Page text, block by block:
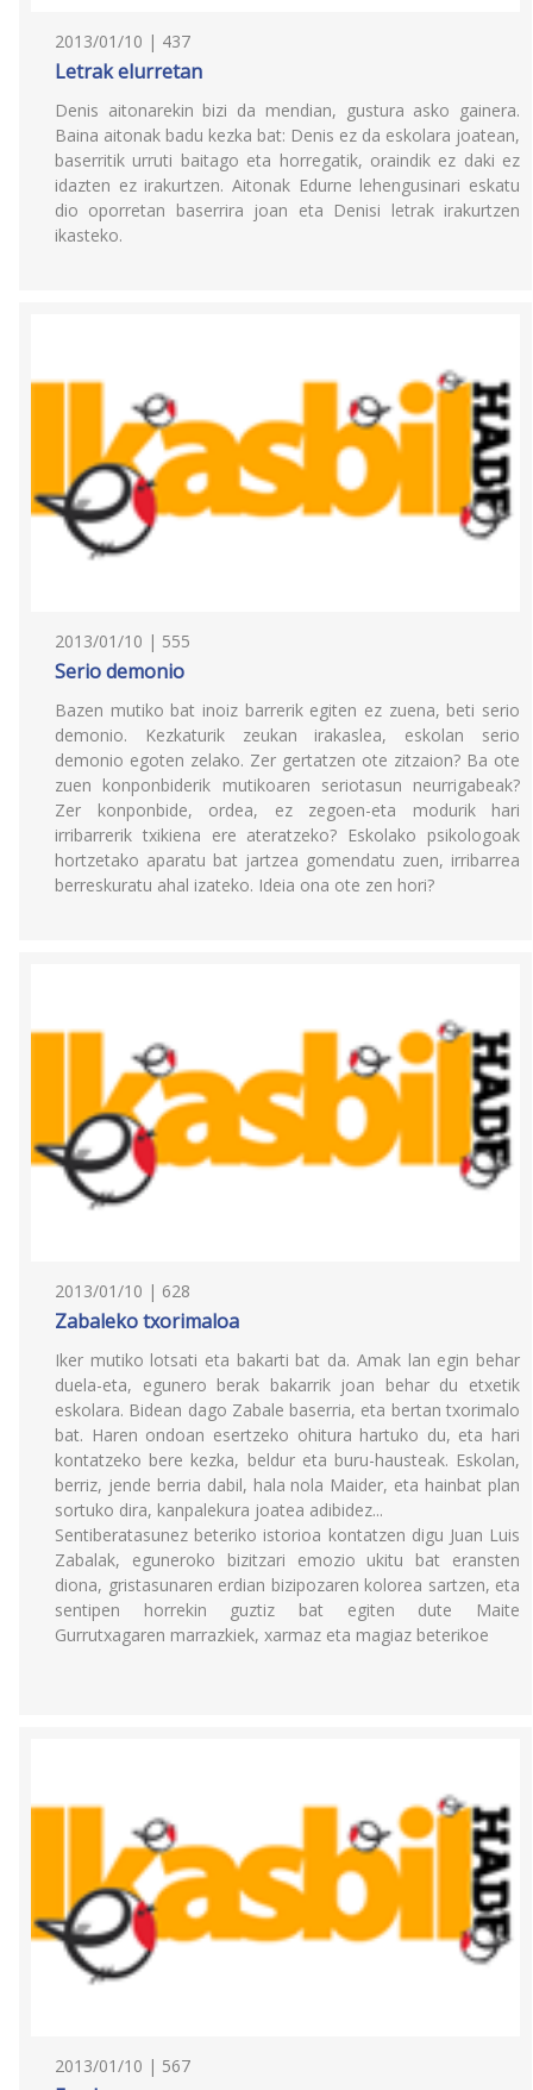
2013/01/10 | 437
Letrak elurretan
Denis aitonarekin bizi da mendian, gustura asko gainera.
Baina aitonak badu kezka bat: Denis ez da eskolara joatean,
baserritik urruti baitago eta horregatik, oraindik ez daki ez
idazten ez irakurtzen. Aitonak Edurne lehengusinari eskatu
dio oporretan baserrira joan eta Denisi letrak irakurtzen
ikasteko.
2013/01/10 | 555
Serio demonio
Bazen mutiko bat inoiz barrerik egiten ez zuena, beti serio
demonio. Kezkaturik zeukan irakaslea, eskolan serio
demonio egoten zelako. Zer gertatzen ote zitzaion? Ba ote
zuen konponbiderik mutikoaren seriotasun neurrigabeak?
Zer konponbide, ordea, ez zegoen-eta modurik hari
irribarrerik txikiena ere ateratzeko? Eskolako psikologoak
hortzetako aparatu bat jartzea gomendatu zuen, irribarrea
berreskuratu ahal izateko. Ideia ona ote zen hori?
2013/01/10 | 628
Zabaleko txorimaloa
Iker mutiko lotsati eta bakarti bat da. Amak lan egin behar
duela-eta, egunero berak bakarrik joan behar du etxetik
eskolara. Bidean dago Zabale baserria, eta bertan txorimalo
bat. Haren ondoan esertzeko ohitura hartuko du, eta hari
kontatzeko bere kezka, beldur eta buru-hausteak. Eskolan,
berriz, jende berria dabil, hala nola Maider, eta hainbat plan
sortuko dira, kanpalekura joatea adibidez...
Sentiberatasunez beteriko istorioa kontatzen digu Juan Luis
Zabalak, eguneroko bizitzari emozio ukitu bat eransten
diona, gristasunaren erdian bizipozaren kolorea sartzen, eta
sentipen horrekin guztiz bat egiten dute Maite
Gurrutxagaren marrazkiek, xarmaz eta magiaz beterikoe
2013/01/10 | 567